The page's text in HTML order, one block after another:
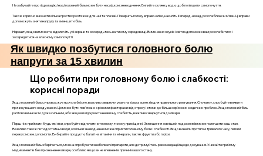
Не забувайте про гідратацію. Іноді головний біль може бути наслідком зневоднення. Випийте склянку води, щоб поліпшити самопочуття.
Також корисно виконати кілька простих розтяжок для шиї та плечей. Поверніть голову вправо-вліво, нахиліть її вперед-назад, розслаблюючи м’язи. Ці вправи
допоможуть зняти напругу та зменшити біль.
Нарешті, якщо ви можете, відключіть усі екрани та зосередьтесь на тихому середовищі. Вимкнення звуків і світла допоможе вам розслабитися і
зосередитися на власному самопочутті.
Як швидко позбутися головного болю
напруги за 15 хвилин
Що робити при головному болю і слабкості:
корисні поради
Якщо головний біль супроводжується слабкістю, важливо звернути увагу на кілька аспектів для правильного реагування. Спочатку, спробуйте виявити
причину вашого нездужання. Це може бути пов'язано з різними факторами: від стресу і втоми до більш серйозних медичних проблем. Якщо головний біль
раптово виникає і є дуже сильним, або якщо ви відчуваєте незвичну слабкість, важливо звернутися до лікаря.
Перш ніж приймати будь-які ліки, спробуйте відпочити в темному, тихому приміщенні. Зменшення зовнішніх подразників може полегшити ваш стан.
Важливо також пити достатньо води, оскільки зневоднення може сприяти головному болю і слабкості. Якщо ви не їли протягом тривалого часу, легкий
перекус може допомогти. Вибирайте продукти, багаті на вітаміни та мінерали, такі як фрукти або горіхи.
Якщо головний біль зберігається, можна спробувати знеболюючі препарати, але дотримуйтесь рекомендацій щодо дозування. Уникайте прийому
медикаментів без призначення лікаря, особливо якщо ви не впевнені в причині вашого стану.